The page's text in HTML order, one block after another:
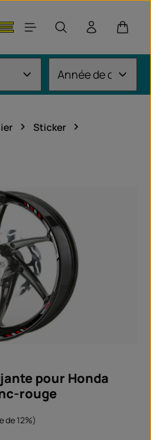
Le
Sticker
pour Honda
rouge
de 12%)